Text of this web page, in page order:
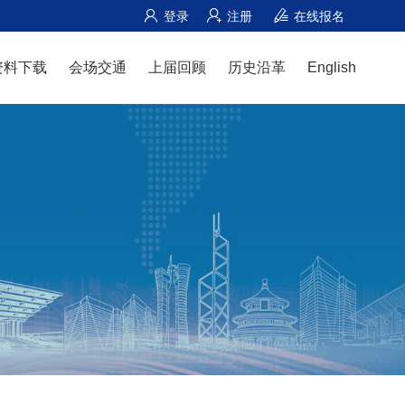
登录 注册 在线报名
料下载 会场交通 上届回顾 历史沿革 English